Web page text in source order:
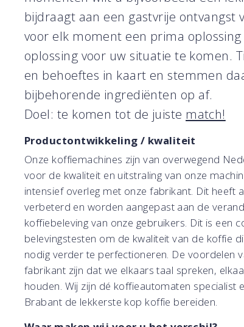
bijdraagt aan een gastvrije ontvangst
voor elk moment een prima
oplossing voor uw situatie te komen.
en behoeftes in kaart en stemmen
bijbehorende ingrediënten op af.
Doel: te komen tot de juiste match!
Productontwikkeling / kwaliteit
Onze koffiemachines zijn van overwegend
voor de kwaliteit en uitstraling van onze
intensief overleg met onze fabrikant. Dit
verbeterd en worden aangepast aan de
koffiebeleving van onze gebruikers. Dit is een
belevingstesten om de kwaliteit van de koffie
nodig verder te perfectioneren. De voordelen
fabrikant zijn dat we elkaars taal spreken,
houden. Wij zijn dé koffieautomaten
Brabant de lekkerste kop koffie bereiden.